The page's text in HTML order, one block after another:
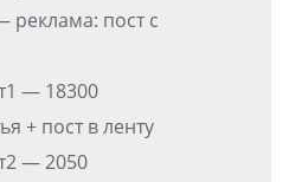
реклама: пост с
— 18300
+ пост в ленту
— 2050